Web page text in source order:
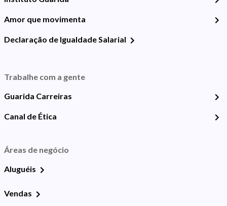
Amor que movimenta
Declaração de Igualdade Salarial
Trabalhe com a gente
Guarida Carreiras
Canal de Ética
Áreas de negócio
Aluguéis
Vendas